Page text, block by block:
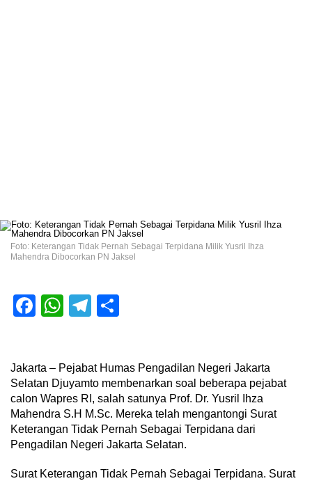
Foto: Keterangan Tidak Pernah Sebagai Terpidana Milik Yusril Ihza
Mahendra Dibocorkan PN Jaksel
Facebook
WhatsApp
Telegram
Jakarta – Pejabat Humas Pengadilan Negeri Jakarta
Selatan Djuyamto membenarkan soal beberapa pejabat
calon Wapres RI, salah satunya Prof. Dr. Yusril Ihza
Mahendra S.H M.Sc. Mereka telah mengantongi Surat
Keterangan Tidak Pernah Sebagai Terpidana dari
Pengadilan Negeri Jakarta Selatan.
Surat Keterangan Tidak Pernah Sebagai Terpidana. Surat